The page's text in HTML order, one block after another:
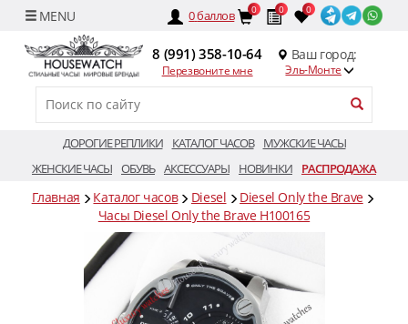
0баллов 0 0 0
8 (991) 358-10-64
Перезвоните мне
Ваш город:
Эль-Монте
ДОРОГИЕ РЕПЛИКИ КАТАЛОГ ЧАСОВ
МУЖСКИЕ ЧАСЫ
ЖЕНСКИЕ ЧАСЫ ОБУВЬ АКСЕССУАРЫ НОВИНКИ РАСПРОДАЖА
Главная Каталог часов Diesel
Diesel Only the Brave
Часы Diesel Only the Brave H100165